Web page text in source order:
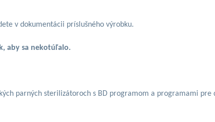
v dokumentácii príslušného výrobku.
aby sa nekotúľalo.
parných sterilizátoroch s BD programom a programami pre